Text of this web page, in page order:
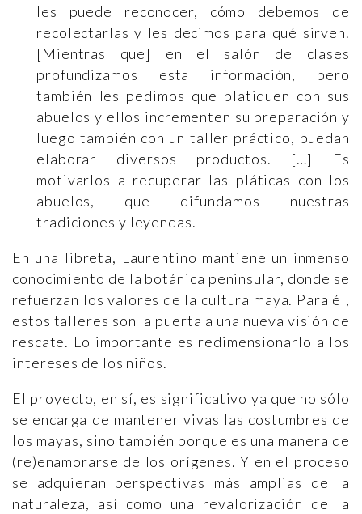
les puede reconocer, cómo debemos de
recolectarlas y les decimos para qué sirven.
[Mientras que] en el salón de clases
profundizamos esta información, pero
también les pedimos que platiquen con sus
abuelos y ellos incrementen su preparación y
luego también con un taller práctico, puedan
elaborar diversos productos. […] Es
motivarlos a recuperar las pláticas con los
abuelos, que difundamos nuestras
tradiciones y leyendas.
En una libreta, Laurentino mantiene un inmenso
conocimiento de la botánica peninsular, donde se
refuerzan los valores de la cultura maya. Para él,
estos talleres son la puerta a una nueva visión de
rescate. Lo importante es redimensionarlo a los
intereses de los niños.
El proyecto, en sí, es significativo ya que no sólo
se encarga de mantener vivas las costumbres de
los mayas, sino también porque es una manera de
(re)enamorarse de los orígenes. Y en el proceso
se adquieran perspectivas más amplias de la
naturaleza, así como una revalorización de la